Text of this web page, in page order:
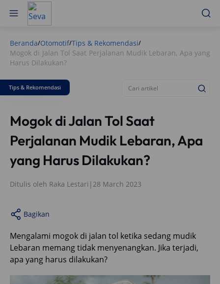
Beranda/Otomotif/Tips & Rekomendasi/
Mogok di Jalan Tol Saat Perjalanan Mudik Lebaran, Apa yang
Harus Dilakukan?
Tips & Rekomendasi
Mogok di Jalan Tol Saat
Perjalanan Mudik Lebaran, Apa
yang Harus Dilakukan?
Ditulis oleh Raka Lestari | 28 March 2023
Bagikan
Mengalami mogok di jalan tol ketika sedang mudik
Lebaran memang tidak menyenangkan. Jika terjadi,
apa yang harus dilakukan?